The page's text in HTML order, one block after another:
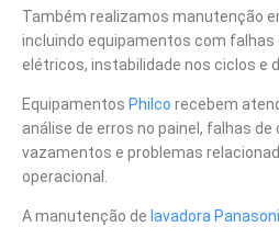
Também realizamos manutenção
incluindo equipamentos com falhas
elétricos, instabilidade nos ciclos e
Equipamentos Philco recebem
análise de erros no painel, falhas
vazamentos e problemas
operacional.
A manutenção de lavadora